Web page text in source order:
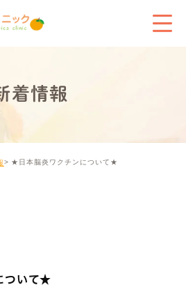
着情報
★日本脳炎ワクチンについて★
ついて★